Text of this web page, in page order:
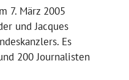
7. März 2005
und Jacques
Es
200 Journalisten